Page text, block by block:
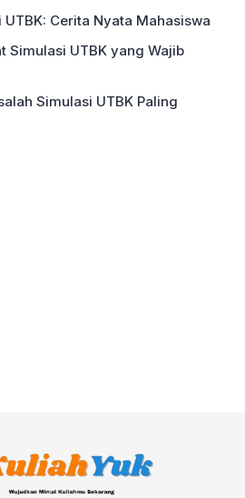
Cerita Nyata Mahasiswa
Simulasi UTBK yang Wajib
Simulasi UTBK Paling